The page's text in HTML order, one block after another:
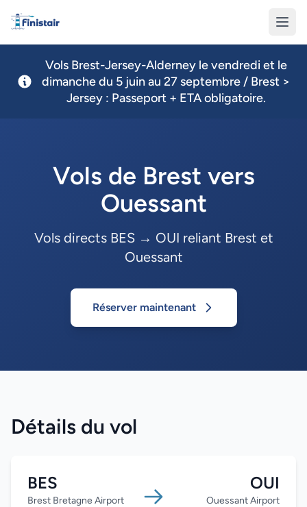
Finistair
Vols Brest-Jersey-Alderney le vendredi et le
dimanche du 5 juin au 27 septembre / Brest >
Jersey : Passeport + ETA obligatoire.
Vols de Brest vers
Ouessant
Vols directs BES → OUI reliant Brest et
Ouessant
Réserver maintenant
Détails du vol
BES
Brest Bretagne Airport
OUI
Ouessant Airport